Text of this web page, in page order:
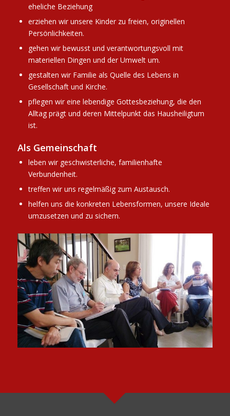
eheliche Beziehung
erziehen wir unsere Kinder zu freien, originellen
Persönlichkeiten.
gehen wir bewusst und verantwortungsvoll mit
materiellen Dingen und der Umwelt um.
gestalten wir Familie als Quelle des Lebens in
Gesellschaft und Kirche.
pflegen wir eine lebendige Gottesbeziehung, die den
Alltag prägt und deren Mittelpunkt das Hausheiligtum
ist.
Als Gemeinschaft
leben wir geschwisterliche, familienhafte
Verbundenheit.
treffen wir uns regelmäßig zum Austausch.
helfen uns die konkreten Lebensformen, unsere Ideale
umzusetzen und zu sichern.